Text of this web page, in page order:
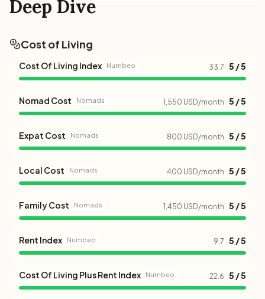
Deep Dive
Cost of Living
Cost Of Living Index Numbeo 33.7 5 / 5
Nomad Cost Nomads 1,550 USD/month 5 / 5
Expat Cost Nomads 800 USD/month 5 / 5
Local Cost Nomads 400 USD/month 5 / 5
Family Cost Nomads 1,450 USD/month 5 / 5
Rent Index Numbeo 9.7 5 / 5
Cost Of Living Plus Rent Index Numbeo 22.6 5 / 5